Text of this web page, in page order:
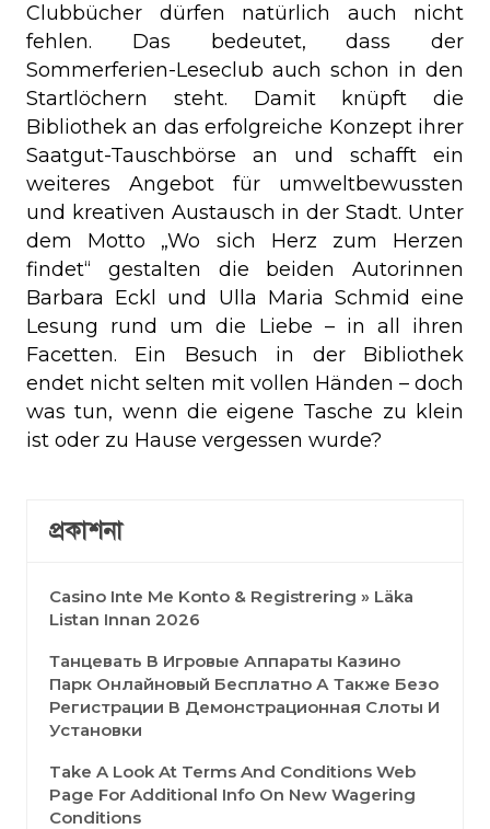
Clubbücher dürfen natürlich auch nicht
fehlen. Das bedeutet, dass der
Sommerferien-Leseclub auch schon in den
Startlöchern steht. Damit knüpft die
Bibliothek an das erfolgreiche Konzept ihrer
Saatgut-Tauschbörse an und schafft ein
weiteres Angebot für umweltbewussten
und kreativen Austausch in der Stadt. Unter
dem Motto „Wo sich Herz zum Herzen
findet“ gestalten die beiden Autorinnen
Barbara Eckl und Ulla Maria Schmid eine
Lesung rund um die Liebe – in all ihren
Facetten. Ein Besuch in der Bibliothek
endet nicht selten mit vollen Händen – doch
was tun, wenn die eigene Tasche zu klein
ist oder zu Hause vergessen wurde?
প্রকাশনা
Casino Inte Me Konto & Registrering » Läka
Listan Innan 2026
Танцевать В Игровые Аппараты Казино
Парк Онлайновый Бесплатно А Также Безо
Регистрации В Демонстрационная Слоты И
Установки
Take A Look At Terms And Conditions Web
Page For Additional Info On New Wagering
Conditions